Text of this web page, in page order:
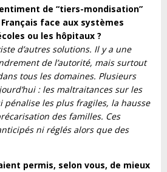
de “tiers-mondisation”
face aux systèmes
ou les hôpitaux ?
d’autres solutions. Il y a une
de l’autorité, mais surtout
tous les domaines. Plusieurs
: les maltraitances sur les
pénalise les plus fragiles, la hausse
des familles. Ces
ni réglés alors que des
permis, selon vous, de mieux